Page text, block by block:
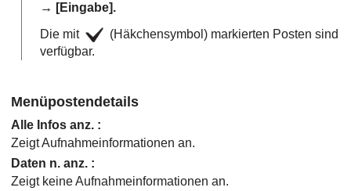
→ [Eingabe].
Die mit
(Häkchensymbol) markierten Posten sind
verfügbar.
Menüpostendetails
Alle Infos anz. :
Zeigt Aufnahmeinformationen an.
Daten n. anz. :
Zeigt keine Aufnahmeinformationen an.